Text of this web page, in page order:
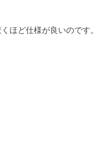
ほど仕様が良いのです。